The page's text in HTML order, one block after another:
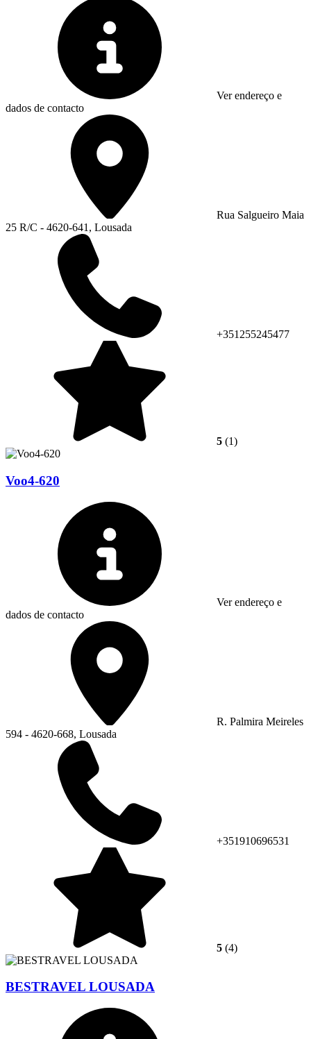
Ver endereço e
dados de contacto
Rua Salgueiro Maia
25 R/C - 4620-641, Lousada
+351255245477
5 (1)
Voo4-620
Ver endereço e
dados de contacto
R. Palmira Meireles
594 - 4620-668, Lousada
+351910696531
5 (4)
BESTRAVEL LOUSADA